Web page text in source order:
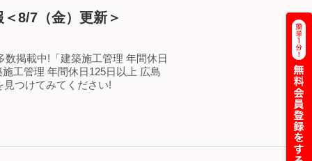
8/7（金）更新＞
掲載中!「建築施工管理 年間休日
工管理 年間休日125日以上 広島
つけてみてください!